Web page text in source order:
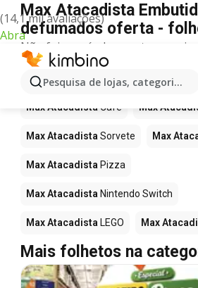
(14,1 mil avaliações)
Abra
Pesquisa de lojas,
Max Atacadista
defumados oferta -
Não foi possível encontrar
para este termo.
Mais produtos em Max
Max Atacadista Café Max
Max Atacadista Sorvete Max
Max Atacadista Pizza
Max Atacadista Nintendo Switch
Max Atacadista LEGO Max
Mais folhetos na